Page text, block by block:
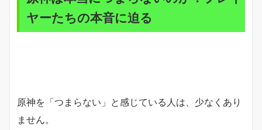
ヤーたちの本音に迫る
原神を「つまらない」と感じている人は、少なくあり
ません。